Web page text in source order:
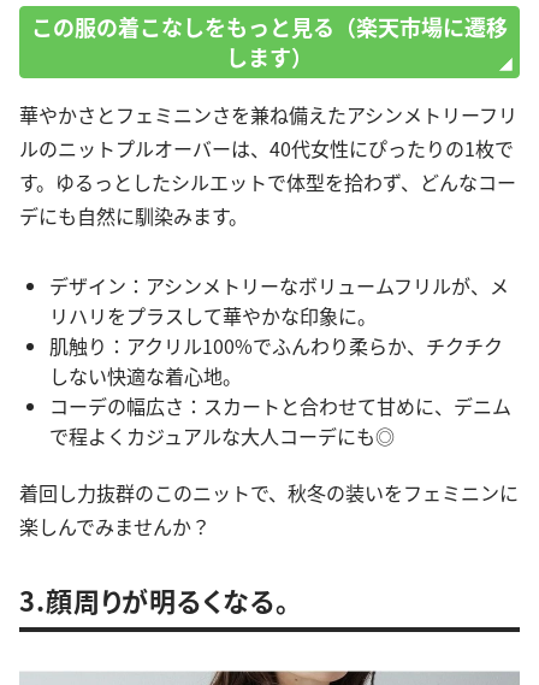
この服の着こなしをもっと見る（楽天市場に遷移
します）
華やかさとフェミニンさを兼ね備えたアシンメトリーフリ
ルのニットプルオーバーは、40代女性にぴったりの1枚で
す。ゆるっとしたシルエットで体型を拾わず、どんなコー
デにも自然に馴染みます。
デザイン：アシンメトリーなボリュームフリルが、メ
リハリをプラスして華やかな印象に。
肌触り：アクリル100%でふんわり柔らか、チクチク
しない快適な着心地。
コーデの幅広さ：スカートと合わせて甘めに、デニム
で程よくカジュアルな大人コーデにも◎
着回し力抜群のこのニットで、秋冬の装いをフェミニンに
楽しんでみませんか？
3.顔周りが明るくなる。